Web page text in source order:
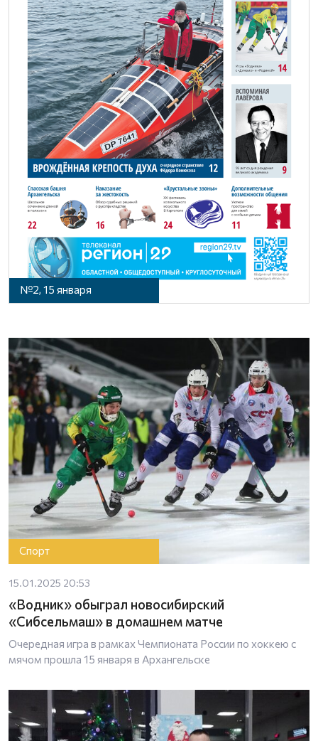
№2, 15 января
Спорт
15.01.2025 20:53
«Водник» обыграл новосибирский
«Сибсельмаш» в домашнем матче
Очередная игра в рамках Чемпионата России по хоккею с
мячом прошла 15 января в Архангельске